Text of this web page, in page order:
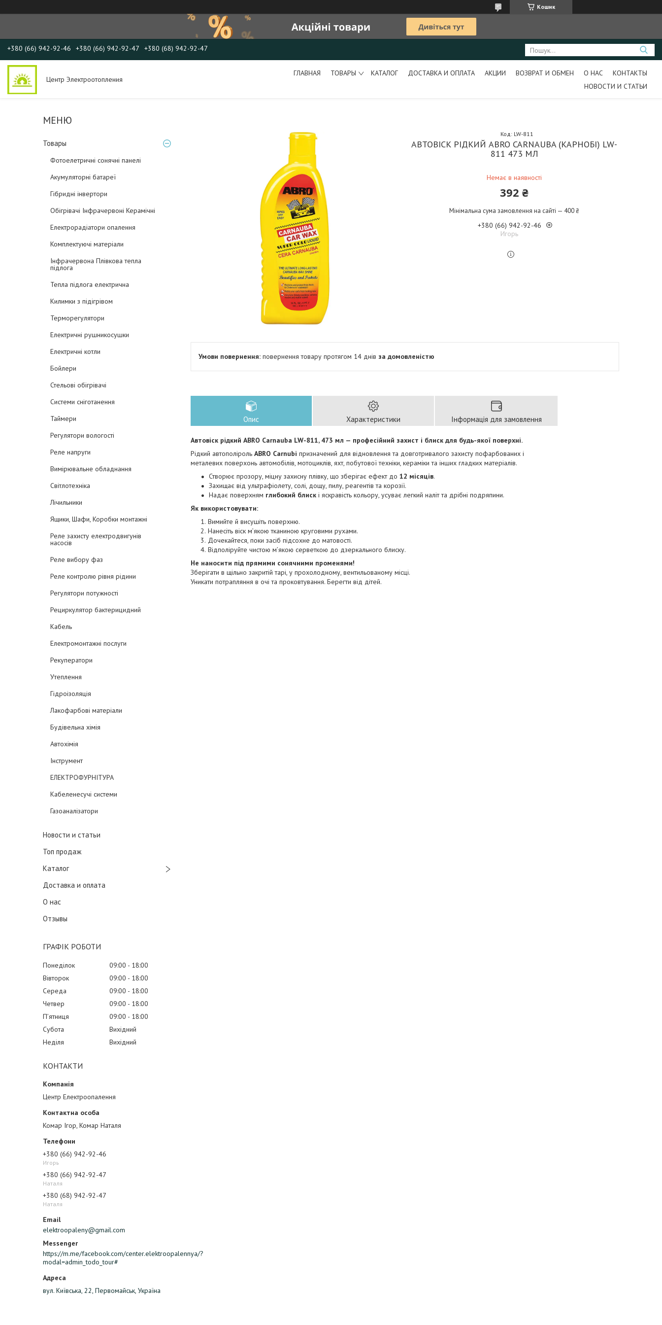
Кошик
+380 (66) 942-92-46 +380 (66) 942-92-47 +380 (68) 942-92-47
Центр Электроотопления
ГЛАВНАЯ ТОВАРЫ КАТАЛОГ ДОСТАВКА И ОПЛАТА АКЦИИ ВОЗВРАТ И ОБМЕН О НАС
КОНТАКТЫ
НОВОСТИ И СТАТЬИ
Товары
Фотоелетричні cонячні панелі
Акумуляторні батареї
Гібридні інвертори
Обігрівачі Інфрачервоні Керамічні
Електрорадіатори опалення
Комплектуючі матеріали
Інфрачервона Плівкова тепла
підлога
Тепла підлога електрична
Килимки з підігрівом
Терморегулятори
Електричні рушникосушки
Електричні котли
Бойлери
Стельові обігрівачі
Системи сніготанення
Таймери
Регулятори вологості
Реле напруги
Вимірювальне обладнання
Світлотехніка
Лічильники
Ящики, Шафи, Коробки монтажні
Реле захисту електродвигунів
насосів
Реле вибору фаз
Реле контролю рівня рідини
Регулятори потужності
Рециркулятор бактерицидний
Кабель
Електромонтажні послуги
Рекуператори
Утеплення
Гідроізоляція
Лакофарбові матеріали
Будівельна хімія
Автохімія
Інструмент
ЕЛЕКТРОФУРНІТУРА
Кабеленесучі системи
Газоаналізатори
Новости и статьи
Топ продаж
Каталог
Доставка и оплата
О нас
Отзывы
ГРАФІК РОБОТИ
Понеділок 09:00
18:00
Вівторок
09:00
18:00
Середа
09:00
18:00
Четвер
09:00
18:00
Пʼятниця
09:00
18:00
Субота
Вихідний
Неділя
Вихідний
КОНТАКТИ
Центр Електроопалення
Комар Ігор, Комар Наталя
+380 (66) 942-92-46
Игорь
+380 (66) 942-92-47
Наталя
+380 (68) 942-92-47
Наталя
elektroopaleny@gmail.com
https://m.me/facebook.com/center.elektroopalennya/?
modal=admin_todo_tour#
вул. Київська, 22, Первомайськ, Україна
АВТОВІСК РІДКИЙ ABRO CARNAUBA (КАРНОБІ) LW-
811 473 МЛ
Немає в наявності
Код: LW-811
392 ₴
Мінімальна сума замовлення на сайті — 400 ₴
+380 (66) 942-92-46
Игорь
повернення товару протягом 14 днів за домовленістю
Опис Характеристики Інформація для замовлення
Автовіск рідкий ABRO Carnauba LW-811, 473 мл — професійний захист і блиск для будь-якої поверхні.
Рідкий автополіроль ABRO Carnubi призначений для відновлення та довготривалого захисту пофарбованих і
металевих поверхонь автомобілів, мотоциклів, яхт, побутової техніки, кераміки та інших гладких матеріалів.
Створює прозору, міцну захисну плівку, що зберігає ефект до 12 місяців.
Захищає від ультрафіолету, солі, дощу, пилу, реагентів та корозії.
Надає поверхням глибокий блиск і яскравість кольору, усуває легкий наліт та дрібні подряпини.
Як використовувати:
Вимийте й висушіть поверхню.
Нанесіть віск м’якою тканиною круговими рухами.
Дочекайтеся, поки засіб підсохне до матовості.
Відполіруйте чистою м’якою серветкою до дзеркального блиску.
Не наносити під прямими сонячними променями!
Зберігати в щільно закритій тарі, у прохолодному, вентильованому місці.
Уникати потрапляння в очі та проковтування. Берегти від дітей.